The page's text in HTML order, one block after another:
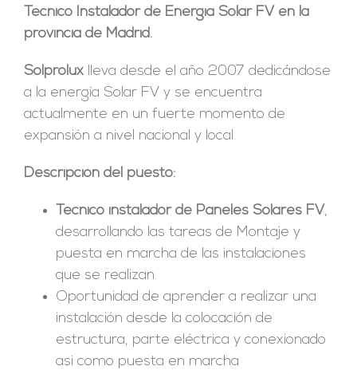
Técnico Instalador de Energía Solar FV en la
provincia de Madrid.
Solproluxlleva desde el año 2007 dedicándose
a la energía Solar FV y se encuentra
actualmente en un fuerte momento de
expansión a nivel nacional y local.
Descripción del puesto:
Técnico instalador de Paneles Solares FV,
desarrollando las tareas de Montaje y
puesta en marcha de las instalaciones
que se realizan.
Oportunidad de aprender a realizar una
instalación desde la colocación de
estructura, parte eléctrica y conexionado
asi como puesta en marcha